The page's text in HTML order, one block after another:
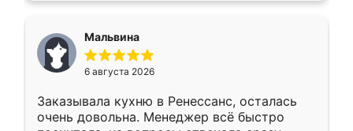
Мальвина
6 августа 2026
Заказывала кухню в Ренессанс, осталась
очень довольна. Менеджер всё быстро